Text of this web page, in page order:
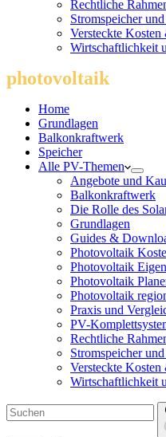
Rechtliche
Stromspeicher
Versteckte
Wirtschaftlichkeit
photovoltaik
Home
Grundlagen
Balkonkraftwerk
Speicher
Alle PV-Themen
Angebote und
Balkonkraftwerk
Die Rolle des
Grundlagen
Guides &
Photovoltaik
Photovoltaik
Photovoltaik
Photovoltaik
Praxis und
PV-
Rechtliche
Stromspeicher
Versteckte
Wirtschaftlichkeit